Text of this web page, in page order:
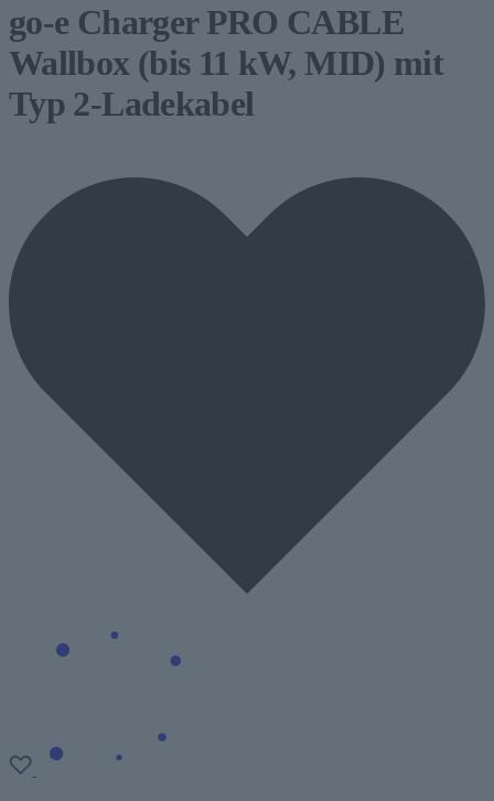
go-e Charger PRO CABLE
Wallbox (bis 11 kW, MID) mit
Typ 2-Ladekabel